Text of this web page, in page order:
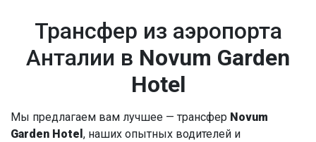
Трансфер из аэропорта
Анталии в Novum Garden
Hotel
Мы предлагаем вам лучшее — трансфер Novum
Garden Hotel , наших опытных водителей и